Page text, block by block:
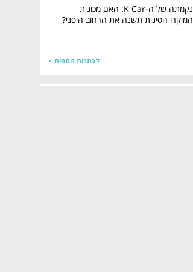
נקמתה של ה-K Car: האם מכונית
המיקרו הסינית תשנה את הרחוב היפני?
לכתבות נוספות >